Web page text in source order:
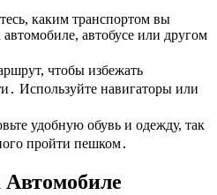
каким транспортом вы
автомобиле, автобусе или другом
чтобы избежать
Используйте навигаторы или
удобную обувь и одежду, так
пройти пешком․